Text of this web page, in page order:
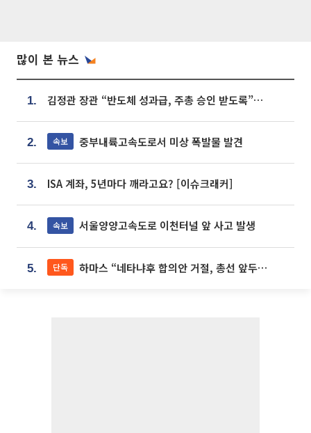
많이 본 뉴스
1. 김정관 장관 “반도체 성과급, 주총 승인 받도록”…상법·자본시장법 개정 시사
2. 속보 중부내륙고속도로서 미상 폭발물 발견
3. ISA 계좌, 5년마다 깨라고요? [이슈크래커]
4. 속보 서울양양고속도로 이천터널 앞 사고 발생
5. 단독 하마스 “네타냐후 합의안 거절, 총선 앞두고 시간 끌기”